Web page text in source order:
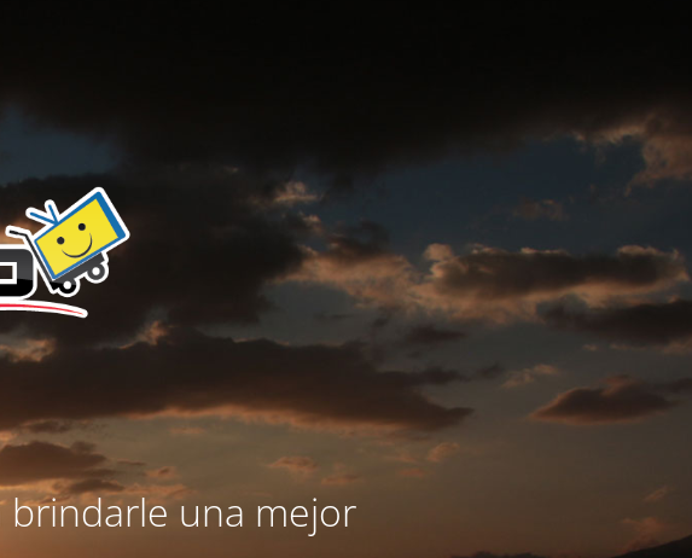
una mejor